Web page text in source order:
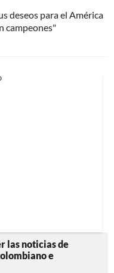
deseos para el América
campeones"
las noticias de
e